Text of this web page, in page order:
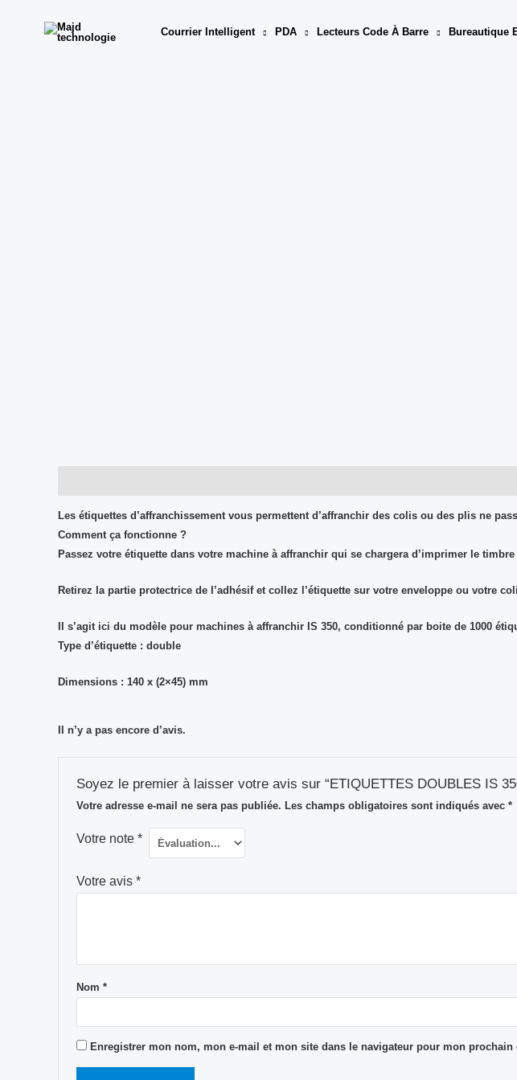
Courrier Intelligent PDA Lecteurs Code À Barre Bureautique
Les étiquettes d’affranchissement vous permettent d’affranchir des colis ou des plis ne
Comment ça fonctionne ?
Passez votre étiquette dans votre machine à affranchir qui se chargera d’imprimer le
Retirez la partie protectrice de l’adhésif et collez l’étiquette sur votre enveloppe ou votre
Il s’agit ici du modèle pour machines à affranchir IS 350, conditionné par boite de 1000
Type d’étiquette : double
Dimensions : 140 x (2×45) mm
Il n’y a pas encore d’avis.
Soyez le premier à laisser votre avis sur “ETIQUETTES DOUBLES IS
Votre adresse e-mail ne sera pas publiée. Les champs obligatoires sont indiqués avec *
Votre note *
Votre avis *
Nom *
Enregistrer mon nom, mon e-mail et mon site dans le navigateur pour mon prochain